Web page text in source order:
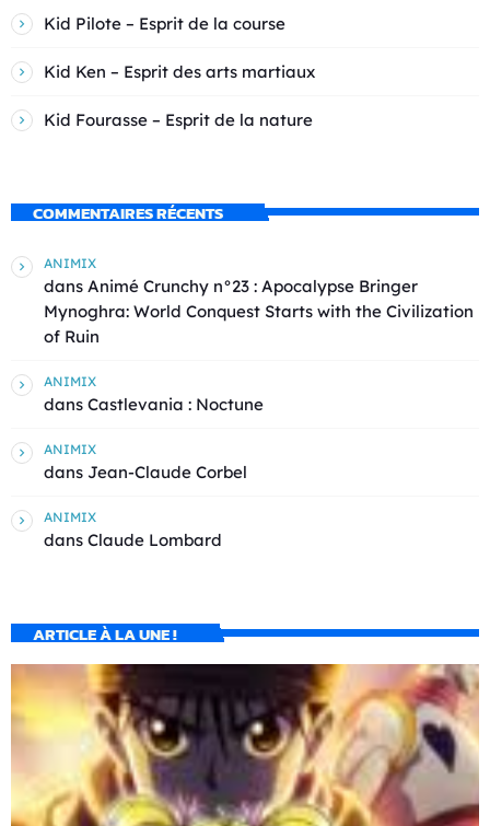
Kid Pilote – Esprit de la course
Kid Ken – Esprit des arts martiaux
Kid Fourasse – Esprit de la nature
COMMENTAIRES RÉCENTS
ANIMIX
dans Animé Crunchy n°23 : Apocalypse Bringer
Mynoghra: World Conquest Starts with the Civilization
of Ruin
ANIMIX
dans Castlevania : Noctune
ANIMIX
dans Jean-Claude Corbel
ANIMIX
dans Claude Lombard
ARTICLE À LA UNE !